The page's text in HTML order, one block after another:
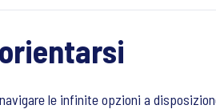
le infinite opzioni a